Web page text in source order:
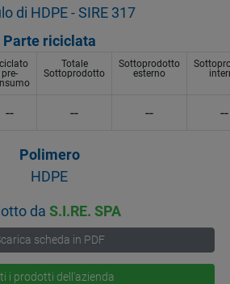
di HDPE - SIRE 317
Parte riciclata
pre-
Totale
Sottoprodotto
Sottoprodotto
esterno
-- -- -- --
Polimero
HDPE
daS.I.RE. SPA
scheda in PDF
i prodotti dell'azienda